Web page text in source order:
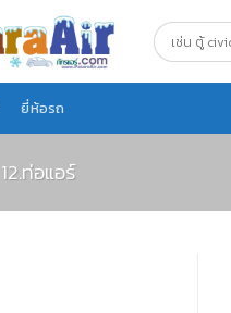
ยี่ห้อรถ
12.ท่อแอร์